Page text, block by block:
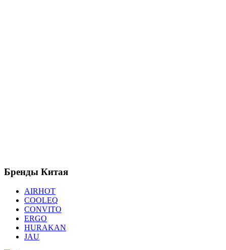
Бренды Китая
AIRHOT
COOLEQ
CONVITO
ERGO
HURAKAN
JAU